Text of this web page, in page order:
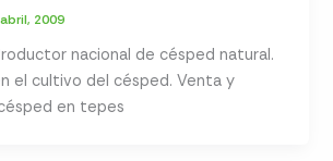
2009
nacional de césped natural.
el cultivo del césped. Venta y
en tepes